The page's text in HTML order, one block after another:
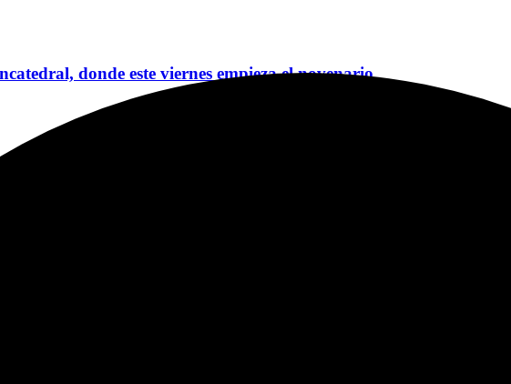
donde este viernes empieza el novenario